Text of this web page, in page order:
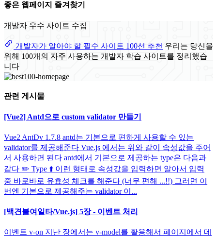
좋은 웹페이지 즐겨찾기
개발자 우수 사이트 수집
개발자가 알아야 할 필수 사이트 100선 추천 우리는 당신을
위해 100개의 자주 사용하는 개발자 학습 사이트를 정리했습
니다
관련 게시물
[Vue2] Antd으로 custom validator 만들기
Vue2 AntDv 1.7.8 antd는 기본으로 편하게 사용할 수 있는
validator를 제공해준다 Vue.js 에서는 위와 같이 속성값을 주어
서 사용하면 된다 antd에서 기본으로 제공하는 type은 다음과
같다 ✏️ Type ⬆️ 이런 형태로 속성값을 입력하면 알아서 입력
중 바로바로 유효성 체크를 해준다 (너무 편해 ...!!) 그러면 이
번엔 기본으로 제공해주는 validator 이...
[백견불여일타/Vue.js] 5장 - 이벤트 처리
이벤트 v-on 지난 장에서는 v-model를 활용해서 페이지에서 데